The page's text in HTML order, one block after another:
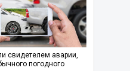
свидетелем аварии,
погодного